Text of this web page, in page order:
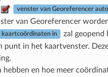
venster van Georeferencer
van Georeferencer
kaartcoördinaten in
zal geopend
punt in het kaartvenster.
en hoe meer